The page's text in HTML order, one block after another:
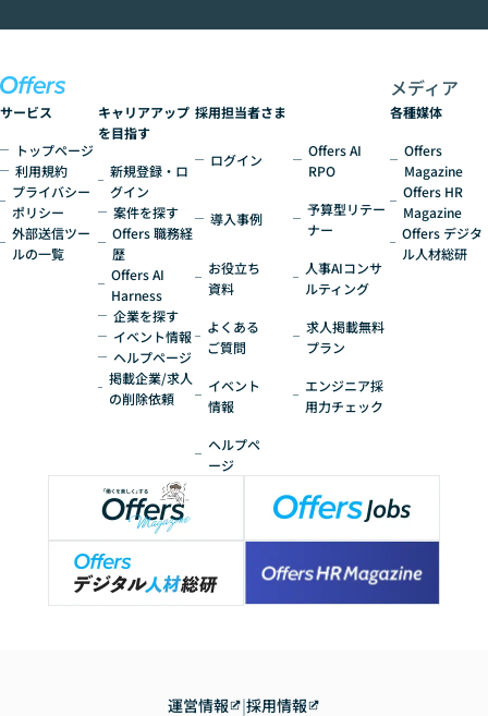
いう方にこそ参加いただきたいイベントで
サービス
トップページ
利用規約
プライバシー
ポリシー
外部送信ツー
ルの一覧
キャリアアップ
を目指す
新規登録・ロ
グイン
案件を探す
Offers 職務経
歴
Offers AI
Harness
企業を探す
イベント情報
ヘルプページ
掲載企業/求人
の削除依頼
採用担当者さま
ログイン
導入事例
お役立ち
資料
よくある
ご質問
イベント
情報
ヘルプペ
ージ
Offers AI
RPO
予算型リテー
ナー
人事AIコンサ
ルティング
求人掲載無料
プラン
エンジニア採
用力チェック
メディア
各種媒体
Offers
Magazine
Offers HR
Magazine
Offers デジタ
ル人材総研
運営情報 |採用情報